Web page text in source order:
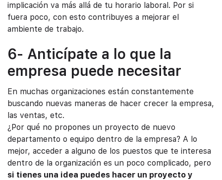
implicación va más allá de tu horario laboral. Por si
fuera poco, con esto contribuyes a mejorar el
ambiente de trabajo.
6- Anticípate a lo que la
empresa puede necesitar
En muchas organizaciones están constantemente
buscando nuevas maneras de hacer crecer la empresa,
las ventas, etc.
¿Por qué no propones un proyecto de nuevo
departamento o equipo dentro de la empresa? A lo
mejor, acceder a alguno de los puestos que te interesa
dentro de la organización es un poco complicado, pero
si tienes una idea puedes hacer un proyecto y